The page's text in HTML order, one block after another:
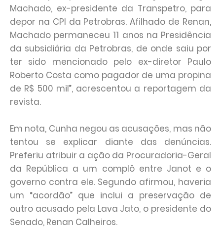
Machado, ex-presidente da Transpetro, para
depor na CPI da Petrobras. Afilhado de Renan,
Machado permaneceu 11 anos na Presidência
da subsidiária da Petrobras, de onde saiu por
ter sido mencionado pelo ex-diretor Paulo
Roberto Costa como pagador de uma propina
de R$ 500 mil”, acrescentou a reportagem da
revista.
Em nota, Cunha negou as acusações, mas não
tentou se explicar diante das denúncias.
Preferiu atribuir a ação da Procuradoria-Geral
da República a um complô entre Janot e o
governo contra ele. Segundo afirmou, haveria
um “acordão” que inclui a preservação de
outro acusado pela Lava Jato, o presidente do
Senado, Renan Calheiros.